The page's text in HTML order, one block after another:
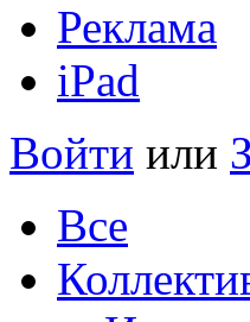
Реклама
iPad
Войти или
Все